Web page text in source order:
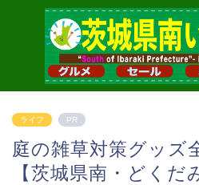
ライフ PR
庭の雑草対策グッズ
【茨城県南・どくだ